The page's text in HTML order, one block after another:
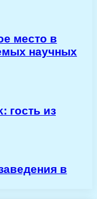
место в
научных
гость из
в